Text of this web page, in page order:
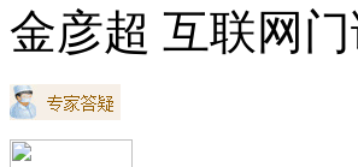
金彦超 互联网